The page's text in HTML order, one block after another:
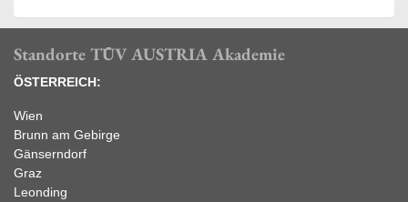
Standorte TÜV AUSTRIA Akademie
ÖSTERREICH:
Wien
Brunn am Gebirge
Gänserndorf
Graz
Leonding